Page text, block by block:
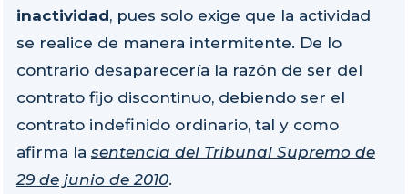
inactividad, pues solo exige que la actividad
se realice de manera intermitente. De lo
contrario desaparecería la razón de ser del
contrato fijo discontinuo, debiendo ser el
contrato indefinido ordinario, tal y como
afirma la sentencia del Tribunal Supremo de
29 de junio de 2010.